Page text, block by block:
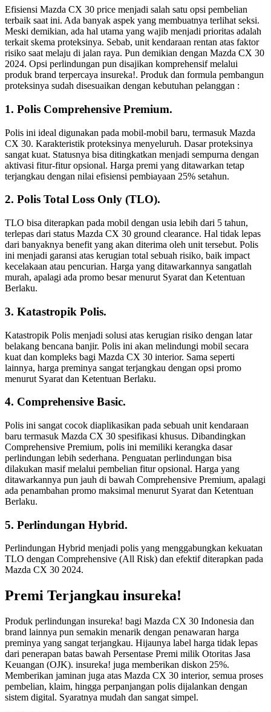
Efisiensi Mazda CX 30 price menjadi salah satu opsi pembelian
terbaik saat ini. Ada banyak aspek yang membuatnya terlihat seksi.
Meski demikian, ada hal utama yang wajib menjadi prioritas adalah
terkait skema proteksinya. Sebab, unit kendaraan rentan atas faktor
risiko saat melaju di jalan raya. Pun demikian dengan Mazda CX 30
2024. Opsi perlindungan pun disajikan komprehensif melalui
produk brand terpercaya insureka!. Produk dan formula pembangun
proteksinya sudah disesuaikan dengan kebutuhan pelanggan :
1. Polis Comprehensive Premium.
Polis ini ideal digunakan pada mobil-mobil baru, termasuk Mazda
CX 30. Karakteristik proteksinya menyeluruh. Dasar proteksinya
sangat kuat. Statusnya bisa ditingkatkan menjadi sempurna dengan
aktivasi fitur-fitur opsional. Harga premi yang ditawarkan tetap
terjangkau dengan nilai efisiensi pembiayaan 25% setahun.
2. Polis Total Loss Only (TLO).
TLO bisa diterapkan pada mobil dengan usia lebih dari 5 tahun,
terlepas dari status Mazda CX 30 ground clearance. Hal tidak lepas
dari banyaknya benefit yang akan diterima oleh unit tersebut. Polis
ini menjadi garansi atas kerugian total sebuah risiko, baik impact
kecelakaan atau pencurian. Harga yang ditawarkannya sangatlah
murah, apalagi ada promo besar menurut Syarat dan Ketentuan
Berlaku.
3. Katastropik Polis.
Katastropik Polis menjadi solusi atas kerugian risiko dengan latar
belakang bencana banjir. Polis ini akan melindungi mobil secara
kuat dan kompleks bagi Mazda CX 30 interior. Sama seperti
lainnya, harga preminya sangat terjangkau dengan opsi promo
menurut Syarat dan Ketentuan Berlaku.
4. Comprehensive Basic.
Polis ini sangat cocok diaplikasikan pada sebuah unit kendaraan
baru termasuk Mazda CX 30 spesifikasi khusus. Dibandingkan
Comprehensive Premium, polis ini memiliki kerangka dasar
perlindungan lebih sederhana. Penguatan perlindungan bisa
dilakukan masif melalui pembelian fitur opsional. Harga yang
ditawarkannya pun jauh di bawah Comprehensive Premium, apalagi
ada penambahan promo maksimal menurut Syarat dan Ketentuan
Berlaku.
5. Perlindungan Hybrid.
Perlindungan Hybrid menjadi polis yang menggabungkan kekuatan
TLO dengan Comprehensive (All Risk) dan efektif diterapkan pada
Mazda CX 30 2024.
Premi Terjangkau insureka!
Produk perlindungan insureka! bagi Mazda CX 30 Indonesia dan
brand lainnya pun semakin menarik dengan penawaran harga
preminya yang sangat terjangkau. Hijaunya label harga tidak lepas
dari penerapan batas bawah Persentase Premi milik Otoritas Jasa
Keuangan (OJK). insureka! juga memberikan diskon 25%.
Memberikan jaminan juga atas Mazda CX 30 interior, semua proses
pembelian, klaim, hingga perpanjangan polis dijalankan dengan
sistem digital. Syaratnya mudah dan sangat simpel.